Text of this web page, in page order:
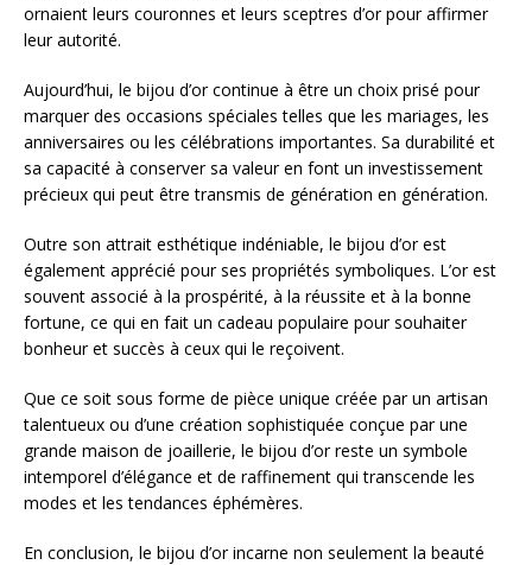
ornaient leurs couronnes et leurs sceptres d’or pour affirmer
leur autorité.
Aujourd’hui, le bijou d’or continue à être un choix prisé pour
marquer des occasions spéciales telles que les mariages, les
anniversaires ou les célébrations importantes. Sa durabilité et
sa capacité à conserver sa valeur en font un investissement
précieux qui peut être transmis de génération en génération.
Outre son attrait esthétique indéniable, le bijou d’or est
également apprécié pour ses propriétés symboliques. L’or est
souvent associé à la prospérité, à la réussite et à la bonne
fortune, ce qui en fait un cadeau populaire pour souhaiter
bonheur et succès à ceux qui le reçoivent.
Que ce soit sous forme de pièce unique créée par un artisan
talentueux ou d’une création sophistiquée conçue par une
grande maison de joaillerie, le bijou d’or reste un symbole
intemporel d’élégance et de raffinement qui transcende les
modes et les tendances éphémères.
En conclusion, le bijou d’or incarne non seulement la beauté